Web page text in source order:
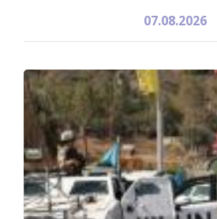
07.08.2026